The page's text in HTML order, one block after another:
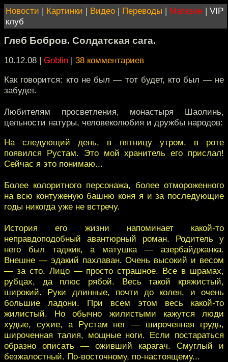
Новости | Картинки | Видео | Переводы | Магазин | VIP
клуб
Глеб Бобров. Солдатская сага.
10.12.08 | Goblin | 38 комментариев
Как говорится: кто не был — тот будет, кто был — не
забудет.
Любителям просветления, монастыря Шаолинь,
цельности натуры, человеколюбия и дружбы народов:
На следующий день, в пятницу утром, в роте
появился Рустам. Это мой хранитель его прислал!
Сейчас я это понимаю...
Более колоритного персонажа, более отмороженного
на всю контуженую башню коня я и за последующие
годы никогда уже не встречу.
История его жизни напоминает какой-то
неправдоподобный авантюрный роман. Родитель у
него был таджик, а матушка — азербайджанка.
Внешне — эдакий пахлаван. Очень высокий и весом
— за сто. Лицо — просто страшное. Все в шрамах,
рубцах, да плюс рябой. Весь такой кряжистый,
широкий. Руки длинные, почти до колен, и очень
большие ладони. При всем этом весь какой-то
жилистый. Но обычно жилистыми кажутся люди
худые, сухие, а Рустам нет — широченная грудь,
широченная талия, мощные ноги. Если постараться
образно описать — оживший карагач. Смуглый и
безжалостный. По-восточному, по-настоящему...